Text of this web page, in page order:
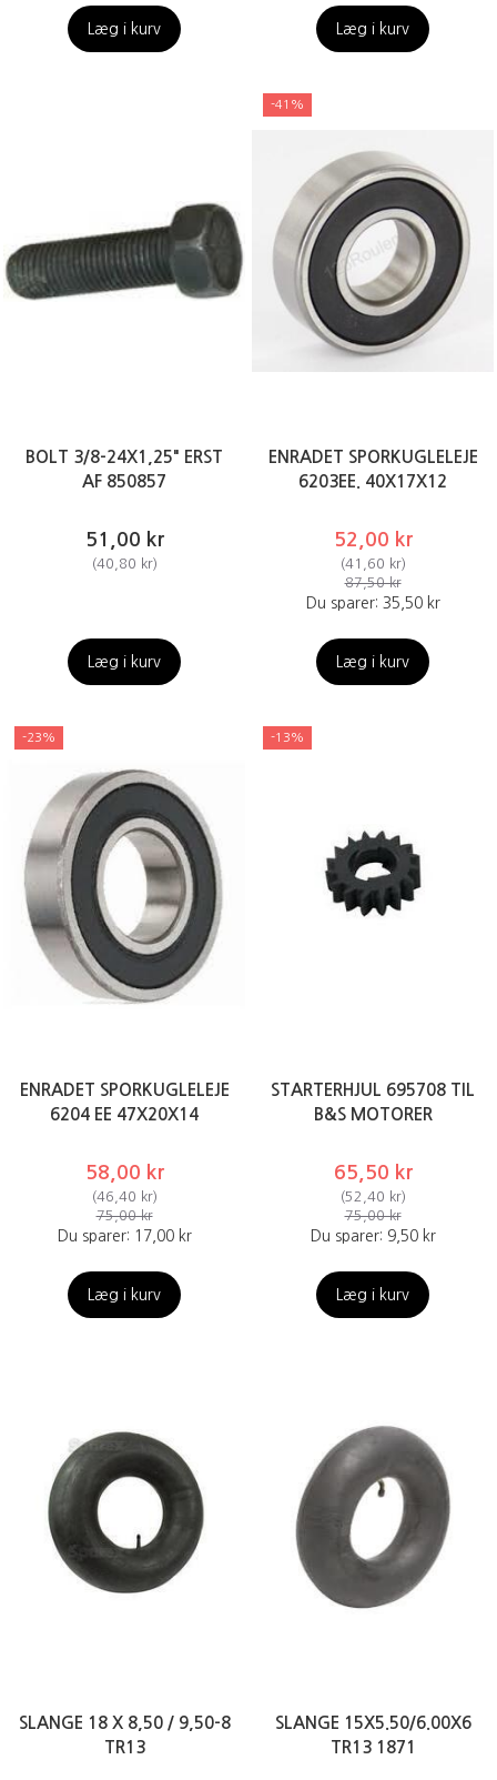
Læg i kurv Læg i kurv
BOLT 3/8-24X1,25" ERST
AF 850857
51,00 kr
(40,80 kr)
Læg i kurv
-41%
ENRADET SPORKUGLELEJE
6203EE. 40X17X12
52,00 kr
(41,60 kr)
87,50 kr
Du sparer: 35,50 kr
Læg i kurv
-23%
ENRADET SPORKUGLELEJE
6204 EE 47X20X14
58,00 kr
(46,40 kr)
75,00 kr
Du sparer: 17,00 kr
Læg i kurv
-13%
STARTERHJUL 695708 TIL
B&S MOTORER
65,50 kr
(52,40 kr)
75,00 kr
Du sparer: 9,50 kr
Læg i kurv
SLANGE 18 X 8,50 / 9,50-8
TR13
SLANGE 15X5.50/6.00X6
TR13 1871